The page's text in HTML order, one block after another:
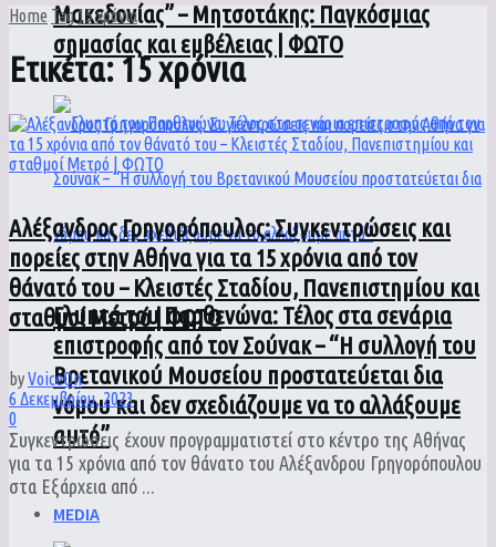
Μακεδονίας” – Μητσοτάκης: Παγκόσμιας
σημασίας και εμβέλειας | ΦΩΤΟ
Γλυπτά του Παρθενώνα: Τέλος στα σενάρια
επιστροφής από τον Σούνακ – “Η συλλογή του
Βρετανικού Μουσείου προστατεύεται δια
νόμου και δεν σχεδιάζουμε να το αλλάξουμε
αυτό”
MEDIA
Home Tag15 χρόνια
Ετικέτα:15 χρόνια
Αλέξανδρος Γρηγορόπουλος: Συγκεντρώσεις και
πορείες στην Αθήνα για τα 15 χρόνια από τον
θάνατό του – Κλειστές Σταδίου, Πανεπιστημίου και
σταθμοί Μετρό | ΦΩΤΟ
byVoiceOn
6 Δεκεμβρίου, 2023
0
Συγκεντρώσεις έχουν προγραμματιστεί στο κέντρο της Αθήνας
για τα 15 χρόνια από τον θάνατο του Αλέξανδρου Γρηγορόπουλου
στα Εξάρχεια από ...